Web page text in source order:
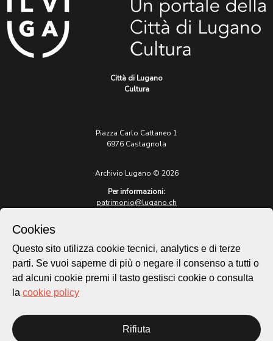
Città di Lugano
Cultura
Piazza Carlo Cattaneo 1
6976 Castagnola
Archivio Lugano © 2026
Per informazioni:
patrimonio@lugano.ch
lugano.ch
Cookie policy
Homepage
Temi
Cookies
Questo sito utilizza cookie tecnici, analytics e di terze
parti. Se vuoi saperne di più o negare il consenso a tutti o
ad alcuni cookie premi il tasto gestisci cookie o consulta
la cookie policy
Rifiuta